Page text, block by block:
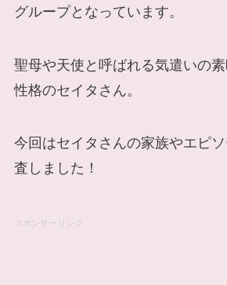
グループとなっています。
聖母や天使と呼ばれる気遣いの
性格のセイタさん。
今回はセイタさんの家族やエピ
査しました！
スポンサーリンク